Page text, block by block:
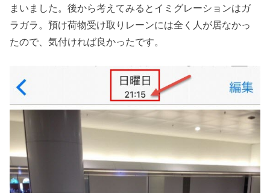
まいました。後から考えてみるとイミグレーションはガ
ラガラ。預け荷物受け取りレーンには全く人が居なかっ
たので、気付ければ良かったです。